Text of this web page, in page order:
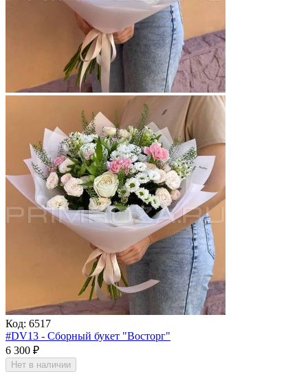
Код: 6517
#DV13 - Сборный букет "Восторг"
6 300 ₽
Нет в наличии